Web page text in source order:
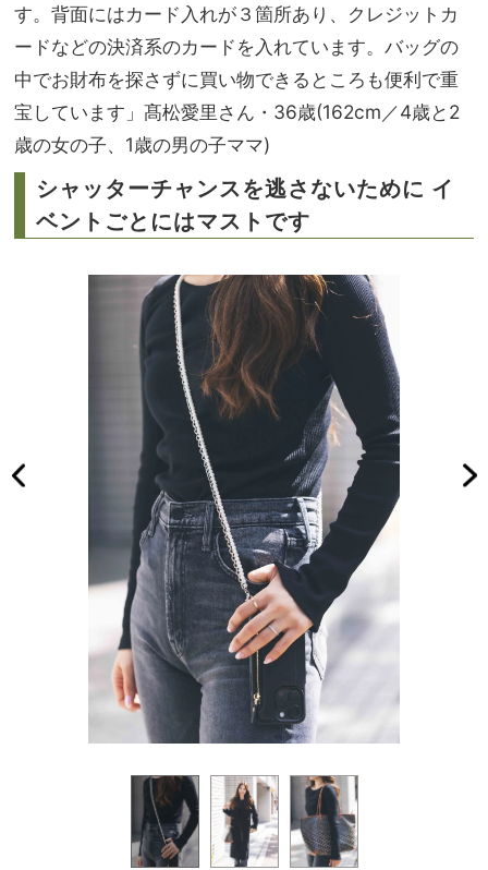
す。背面にはカード入れが３箇所あり、クレジットカ
ードなどの決済系のカードを入れています。バッグの
中でお財布を探さずに買い物できるところも便利で重
宝しています」髙松愛里さん・36歳(162cm／4歳と2
歳の女の子、1歳の男の子ママ)
シャッターチャンスを逃さないために イ
ベントごとにはマストです